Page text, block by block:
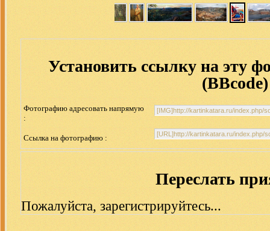
Установить ссылку на эту
(BBcode)
Фотографию адресовать напрямую
:
Ссылка на фотографию :
Переслать
Пожалуйста, зарегистрируйтесь...